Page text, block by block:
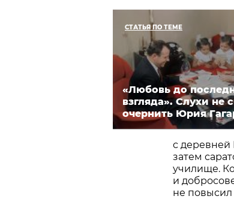
СТАТЬЯ ПО ТЕМЕ
«Любовь до
взгляда». Слухи не
очернить Юрия
с
затем
училище.
и
не повысил